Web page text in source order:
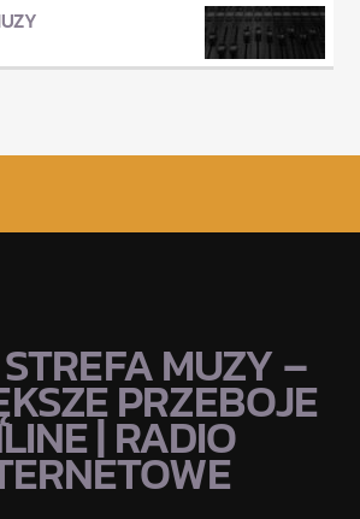
MUZY –
PRZEBOJE
| RADIO